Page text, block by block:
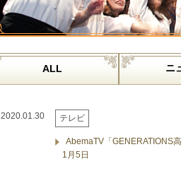
ALL ニ
2020.01.30 テレビ
AbemaTV「GENERATIONS
1月5日